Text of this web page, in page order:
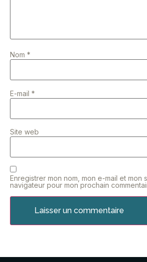
Nom *
E-mail *
Site web
Enregistrer mon nom, mon e-mail et mon
navigateur pour mon prochain